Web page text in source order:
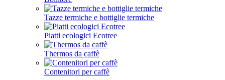
Tazze termiche e bottiglie termiche
Piatti ecologici Ecotree
Thermos da caffè
Contenitori per caffè